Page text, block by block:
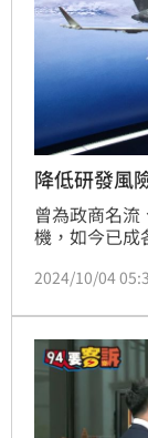
降低研發風
曾為政商名
機，如今已成
2024/10/04